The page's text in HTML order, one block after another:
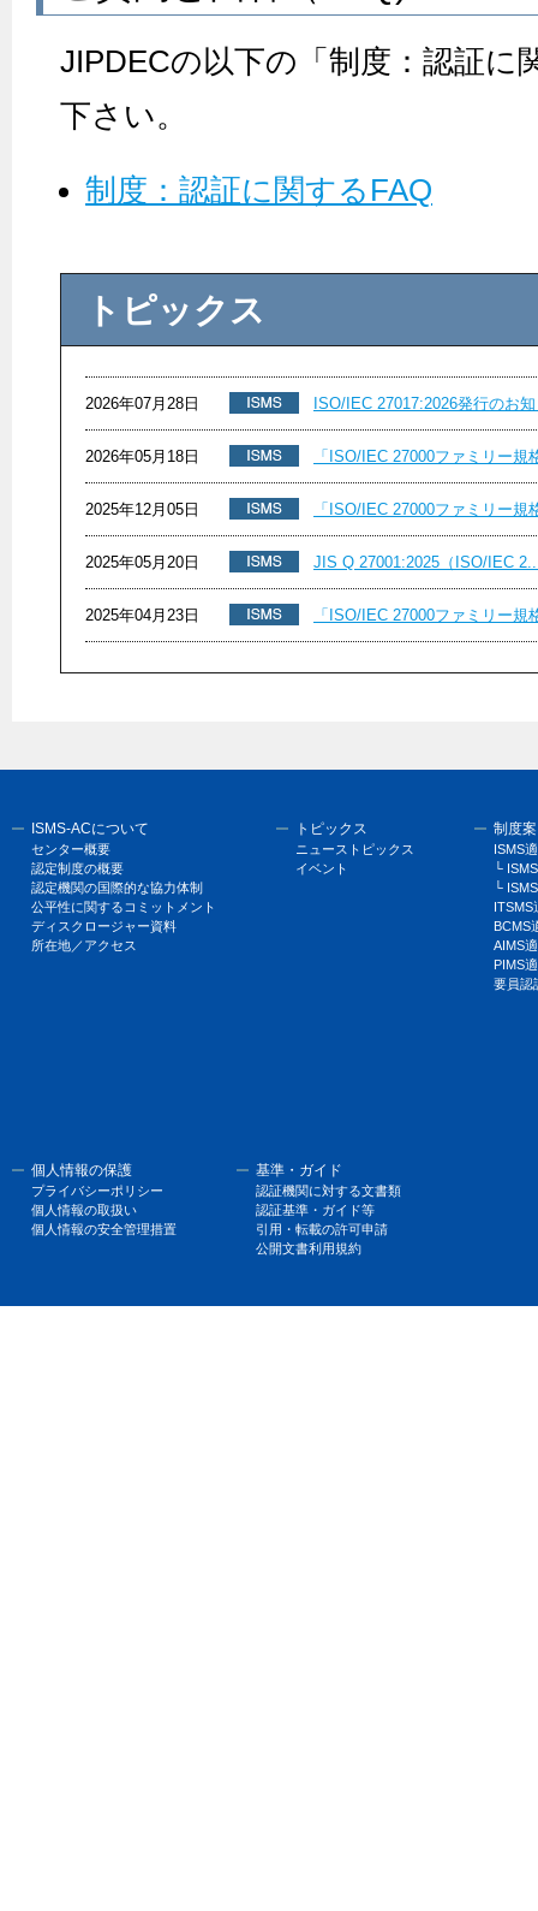
JIPDECの以下の「制度：認証に
下さい。
制度：認証に関するFAQ
トピックス
2026年07月28日 ISO/IEC 27017:2026発行のお
2026年05月18日 「ISO/IEC 27000ファミリー規
2025年12月05日 「ISO/IEC 27000ファミリー規
2025年05月20日 JIS Q 27001:2025（ISO/IEC
2025年04月23日 「ISO/IEC 27000ファミリー規
ISMS-ACについて
センター概要
認定制度の概要
認定機関の国際的な協力体制
公平性に関するコミットメント
ディスクロージャー資料
所在地／アクセス
トピックス
ニューストピックス
イベント
制度
ISMS
└
└
ITSMS
BCMS
AIMS
PIMS
要員認
個人情報の保護
プライバシーポリシー
個人情報の取扱い
個人情報の安全管理措置
基準・ガイド
認証機関に対する文書類
認証基準・ガイド等
引用・転載の許可申請
公開文書利用規約